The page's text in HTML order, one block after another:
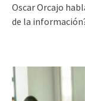
Oscar Orcajo
de la